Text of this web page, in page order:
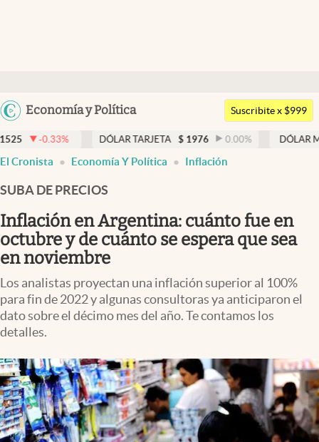
Argentina
Uruguay
Economía y Política
Members
Economía y Política
Finanzas y Mercados
Mercados Online
Negocios
Columnistas
Apertura
Clima
Mundial 2026
Eventos Corporativos
Suscribite x $999
DÓLAR TARJETA $ 1976 0.00% DÓLAR MEP 1526,03
El Cronista Economía Y Política Inflación
SUBA DE PRECIOS
Inflación en Argentina: cuánto fue en
octubre y de cuánto se espera que sea
en noviembre
Los analistas proyectan una inflación superior al 100%
para fin de 2022 y algunas consultoras ya anticiparon el
dato sobre el décimo mes del año. Te contamos los
detalles.